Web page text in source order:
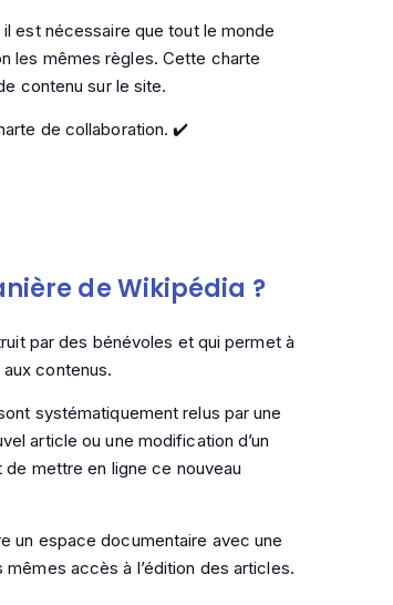
est nécessaire que tout le monde
les mêmes règles. Cette charte
contenu sur le site.
de collaboration. ✔️
de Wikipédia ?
par des bénévoles et qui permet à
contenus.
systématiquement relus par une
article ou une modification d’un
mettre en ligne ce nouveau
un espace documentaire avec une
accès à l’édition des articles.